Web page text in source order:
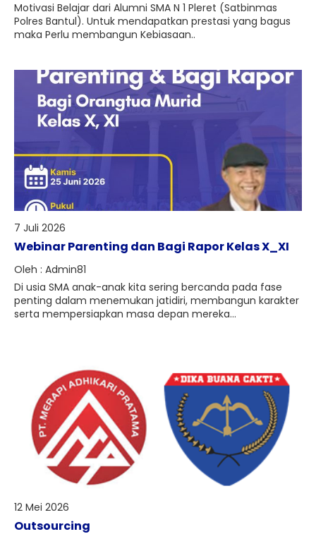
Motivasi Belajar dari Alumni SMA N 1 Pleret (Satbinmas
Polres Bantul). Untuk mendapatkan prestasi yang bagus
maka Perlu membangun Kebiasaan..
7 Juli 2026
Webinar Parenting dan Bagi Rapor Kelas X_XI
Oleh : Admin81
Di usia SMA anak-anak kita sering bercanda pada fase
penting dalam menemukan jatidiri, membangun karakter
serta mempersiapkan masa depan mereka...
12 Mei 2026
Outsourcing